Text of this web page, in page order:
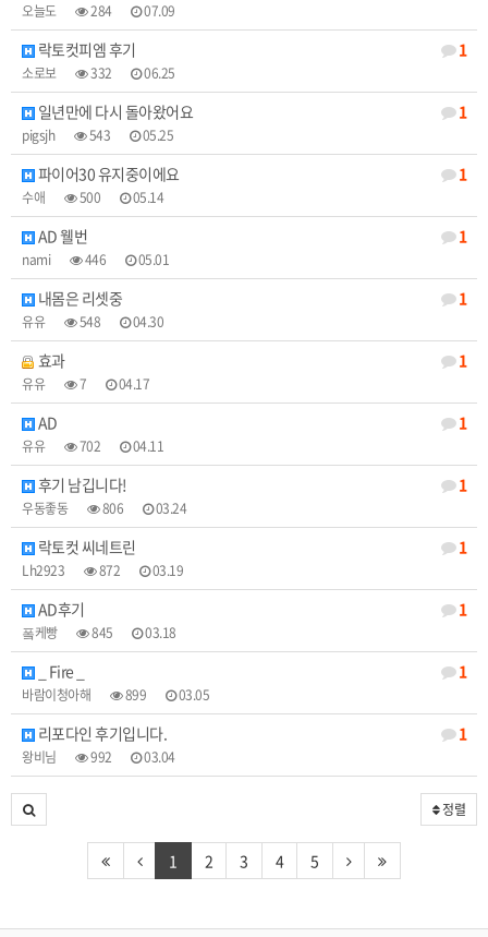
오늘도 284 07.09
1
락토컷피엠 후기
소로보 332 06.25
1
일년만에 다시 돌아왔어요
pigsjh 543 05.25
1
파이어30 유지중이에요
수애 500 05.14
1
AD 웰번
nami 446 05.01
1
내몸은 리셋중
유유 548 04.30
1
효과
유유 7 04.17
1
AD
유유 702 04.11
1
후기 남깁니다!
우동좋동 806 03.24
1
락토컷 씨네트린
Lh2923 872 03.19
1
AD후기
퐄케빵 845 03.18
1
_ Fire _
바람이청아해 899 03.05
1
리포다인 후기입니다.
왕비님 992 03.04
정렬
1 2 3 4 5